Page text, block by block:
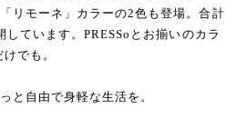
リモーネ」カラーの2色も登場。合計
ています。PRESSoとお揃いのカラ
でも。
と自由で身軽な生活を。